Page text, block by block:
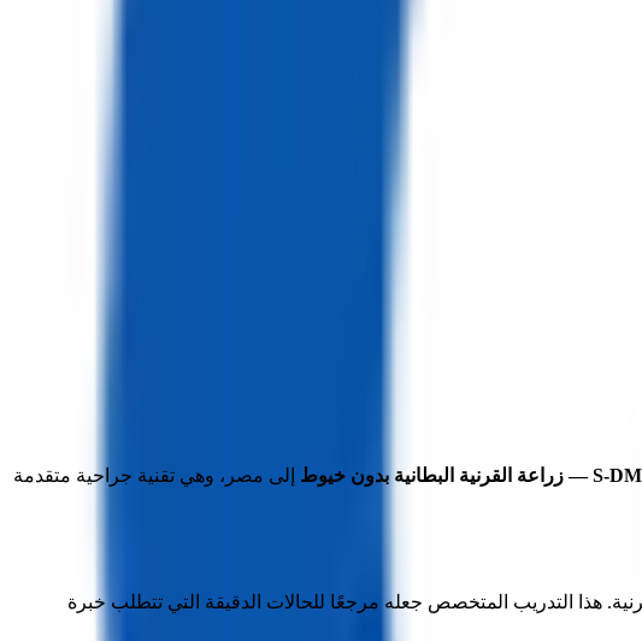
إلى مصر، وهي تقنية جراحية متقدمة
هذا التدريب المتخصص جعله مرجعًا للحالات الدقيقة التي تتطلب خبرة